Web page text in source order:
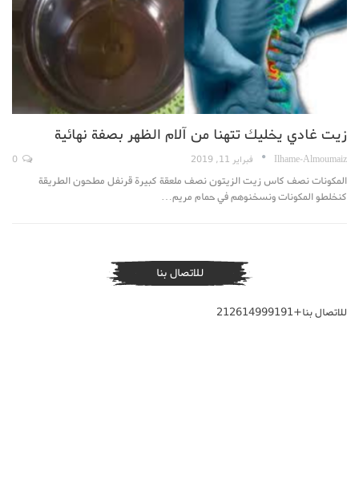
زيت غادي يخليك تتهنا من آلام الظهر بصفة نهائية
Ilhame-Almoumaiz فبراير 11, 2019
المكونات نصف كاس زيت الزيتون نصف ملعقة كبيرة قرنفل مطحون الطريقة
كنخلطو المكونات ونسخنوهم في حمام مريم…
للاتصال بنا
للاتصال بنا+212614999191